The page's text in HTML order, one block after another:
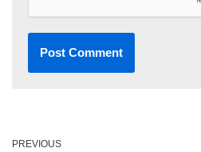
PREVIOUS